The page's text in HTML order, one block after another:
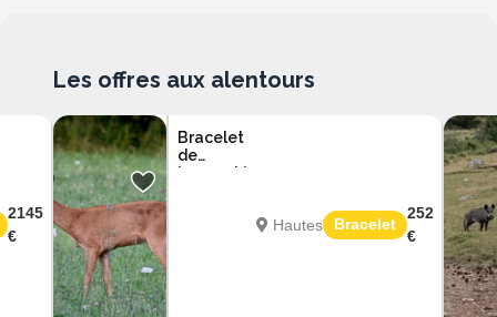
2145
€
Bracelet
de
brocard à
Bracelet
252
€
Les offres aux alentours